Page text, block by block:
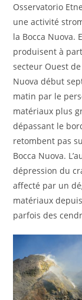
Osservatorio
une activité
la Bocca Nuova.
produisent à
secteur Ouest
Nuova début
matin par le
matériaux plus
dépassant le
retombent pas
Bocca Nuova.
dépression du
affecté par un
matériaux
parfois des